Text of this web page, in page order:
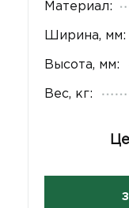
Материал:
Ширина, мм:
Высота, мм:
Вес, кг: